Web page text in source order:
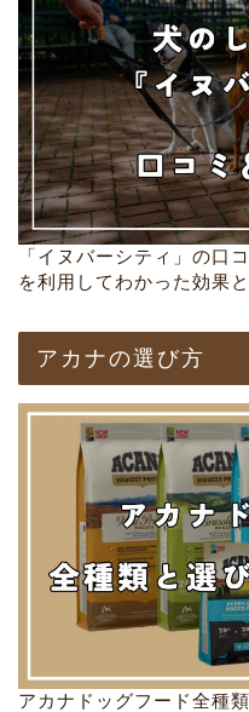
「イヌバーシティ」の口
を利用してわかった効果
アカナの選び方
アカナドッグフード全種